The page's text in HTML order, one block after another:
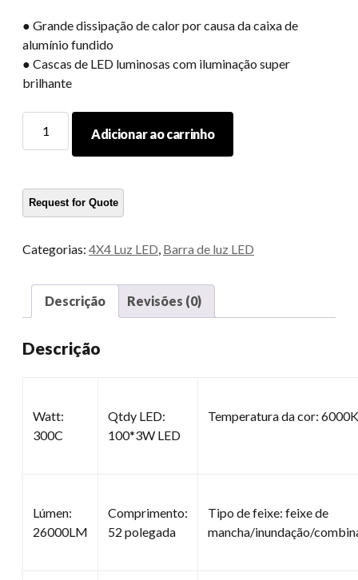
● Grande dissipação de calor por causa da caixa de
alumínio fundido
● Cascas de LED luminosas com iluminação super
brilhante
LED
quantidade
Adicionar ao carrinho
Categorias: 4X4 Luz LED Barra de luz LED
Descrição Revisões (0)
Descrição
Watt:
300C
Qtdy LED:
100*3W LED
Temperatura da cor: 6000K
Lúmen:
26000LM
Comprimento:
52 polegada
Tipo de feixe: feixe de
mancha/inundação/